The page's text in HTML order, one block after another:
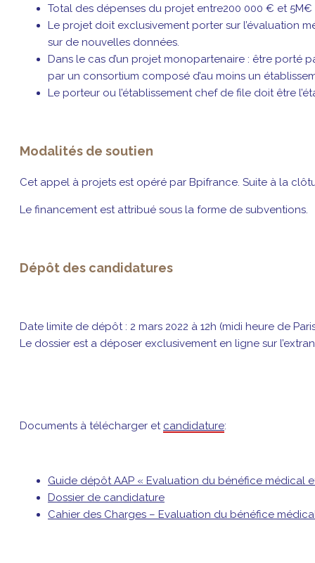
Total des dépenses du projet entre200 000 € et 5M€
Le projet doit exclusivement porter sur l’évaluation
sur de nouvelles données.
Dans le cas d’un projet monopartenaire : être porté
par un consortium composé d’au moins un
Le porteur ou l’établissement chef de file doit être
Modalités de soutien
Cet appel à projets est opéré par Bpifrance. Suite à la
Le financement est attribué sous la forme de subventions.
Dépôt des candidatures
Date limite de dépôt : 2 mars 2022 à 12h (midi heure de
Le dossier est a déposer exclusivement en ligne sur
Documents à télécharger et candidature:
Guide dépôt AAP « Evaluation du bénéfice
Dossier de candidature
Cahier des Charges – Evaluation du bénéfice